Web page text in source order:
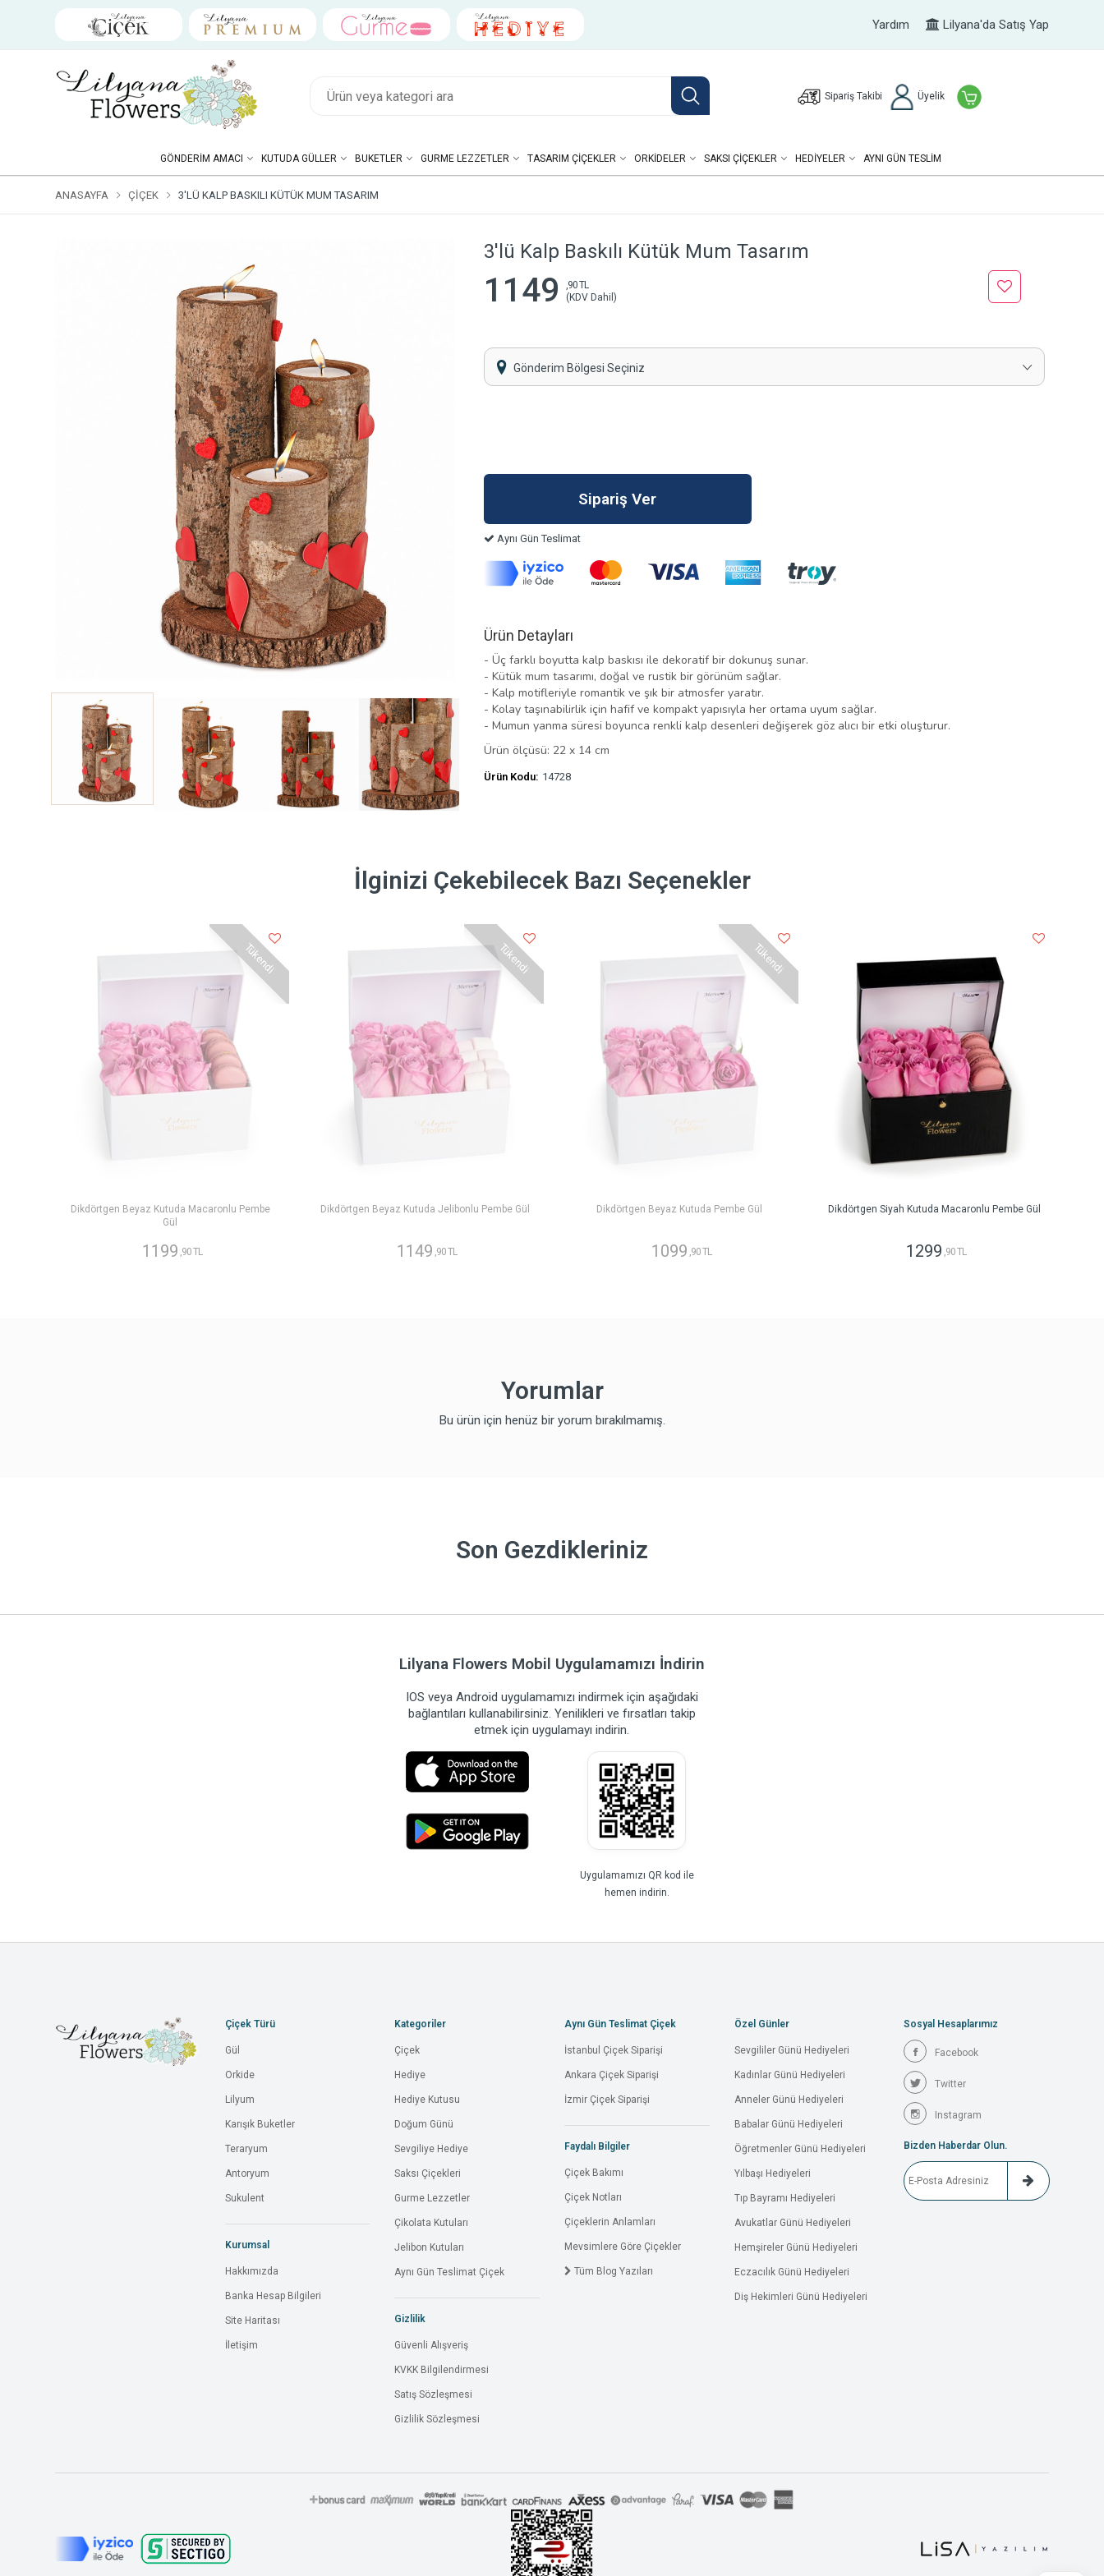
Yardım Lilyana'da Satış Yap
Sipariş Takibi Üyelik
GÖNDERIM AMACI KUTUDA GÜLLER BUKETLER GURME LEZZETLER TASARIM ÇIÇEKLER ORKIDELER SAKSI ÇIÇEKLER HEDIYELER AYNI GÜN TESLİM
ANASAYFA ÇIÇEK 3'LÜ KALP BASKILI KÜTÜK MUM TASARIM
3'lü Kalp Baskılı Kütük Mum Tasarım
1149
,90 TL
(KDV Dahil)
Gönderim Bölgesi Seçiniz
Aynı Gün Teslimat
Ürün Detayları
- Üç farklı boyutta kalp baskısı ile dekoratif bir dokunuş sunar.
- Kütük mum tasarımı, doğal ve rustik bir görünüm sağlar.
- Kalp motifleriyle romantik ve şık bir atmosfer yaratır.
- Kolay taşınabilirlik için hafif ve kompakt yapısıyla her ortama uyum sağlar.
- Mumun yanma süresi boyunca renkli kalp desenleri değişerek göz alıcı bir etki oluşturur.
Ürün ölçüsü: 22 x 14 cm
Ürün Kodu: 14728
İlginizi Çekebilecek Bazı Seçenekler
Tükendi
Dikdörtgen Beyaz Kutuda Macaronlu Pembe
Gül
1199 ,90 TL
Tükendi
Dikdörtgen Beyaz Kutuda Jelibonlu Pembe Gül
1149 ,90 TL
Tükendi
Dikdörtgen Beyaz Kutuda Pembe Gül
1099 ,90 TL
Dikdörtgen Siyah Kutuda Macaronlu Pembe Gül
1299 ,90 TL
Yorumlar
Bu ürün için henüz bir yorum bırakılmamış.
Son Gezdikleriniz
Lilyana Flowers Mobil Uygulamamızı İndirin
IOS veya Android uygulamamızı indirmek için aşağıdaki
bağlantıları kullanabilirsiniz. Yenilikleri ve fırsatları takip
etmek için uygulamayı indirin.
Uygulamamızı QR kod ile
hemen indirin.
Çiçek Türü
Gül
Orkide
Lilyum
Karışık Buketler
Teraryum
Antoryum
Sukulent
Kurumsal
Hakkımızda
Banka Hesap Bilgileri
Site Haritası
İletişim
Kategoriler
Çiçek
Hediye
Hediye Kutusu
Doğum Günü
Sevgiliye Hediye
Saksı Çiçekleri
Gurme Lezzetler
Çikolata Kutuları
Jelibon Kutuları
Aynı Gün Teslimat Çiçek
Gizlilik
Güvenli Alışveriş
KVKK Bilgilendirmesi
Satış Sözleşmesi
Gizlilik Sözleşmesi
Aynı Gün Teslimat Çiçek
İstanbul Çiçek Siparişi
Ankara Çiçek Siparişi
İzmir Çiçek Siparişi
Faydalı Bilgiler
Çiçek Bakımı
Çiçek Notları
Çiçeklerin Anlamları
Mevsimlere Göre Çiçekler
Tüm Blog Yazıları
Özel Günler
Sevgililer Günü Hediyeleri
Kadınlar Günü Hediyeleri
Anneler Günü Hediyeleri
Babalar Günü Hediyeleri
Öğretmenler Günü Hediyeleri
Yılbaşı Hediyeleri
Tıp Bayramı Hediyeleri
Avukatlar Günü Hediyeleri
Hemşireler Günü Hediyeleri
Eczacılık Günü Hediyeleri
Diş Hekimleri Günü Hediyeleri
Sosyal Hesaplarımız
Facebook
Twitter
Instagram
Bizden Haberdar Olun.